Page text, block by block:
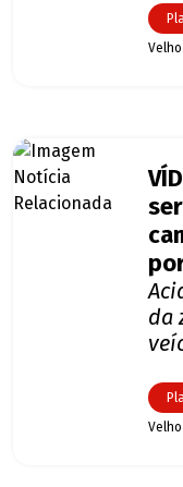
Velho
da
Velho